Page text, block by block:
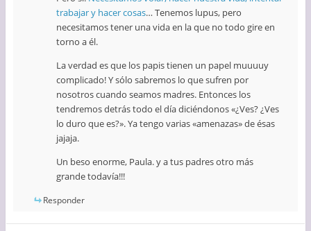
trabajar y hacer cosas… Tenemos lupus, pero
necesitamos tener una vida en la que no todo gire en
torno a él.
La verdad es que los papis tienen un papel muuuuy
complicado! Y sólo sabremos lo que sufren por
nosotros cuando seamos madres. Entonces los
tendremos detrás todo el día diciéndonos «¿Ves? ¿Ves
lo duro que es?». Ya tengo varias «amenazas» de ésas
jajaja.
Un beso enorme, Paula. y a tus padres otro más
grande todavía!!!
Responder